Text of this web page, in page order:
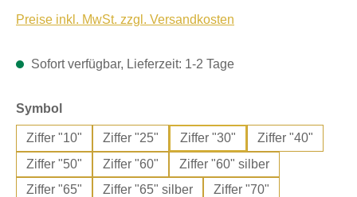
Preise inkl. MwSt. zzgl. Versandkosten
Sofort verfügbar, Lieferzeit: 1-2 Tage
Symbol auswählen
Ziffer "10" Ziffer "25" Ziffer "30"
Ziffer "40"
Ziffer "50"
Ziffer "60"
Ziffer "60" silber
Ziffer "65"
Ziffer "65" silber
Ziffer "70"